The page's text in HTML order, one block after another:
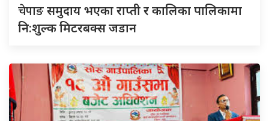
चेपाङसमुदाय भएका राप्ती र कालिका पालिकामा
नि:शुल्क मिटरबक्स जडान